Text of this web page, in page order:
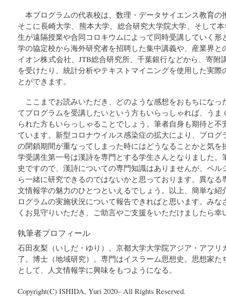
本プログラムの代表校は、数理・データサイエンス教育の
そこに長崎大学、熊本大学、総合研究大学院大学、そして
生が遠隔授業や合同コロキウムによって同時受講していく形
学の協定校から海外研究者を招聘した集中講義や、産業界と
イオン株式会社、JTB総合研究所、千葉銀行などから、寄附
を受けたり、統計分析やテキストマイニングを使用した実
とができます。
ここまでお読みいただき、どのような感想をおもちにな
てプログラムを受講したいという方もいらっしゃれば、うま
られた方もいらっしゃることでしょう。筆者自身も期待と
ています。新型コロナウイルス感染症の拡大により、プログ
の閉鎖期間が重なってしまった時にはどうなることかと気を
学受講生第一号は漢詩を専門とする学生さんとなりました。
史ですので、漢詩についての専門知識はありませんが、ペ
ら一緒に研究できるのではないかと思っております。異な
文情報学の魅力のひとつといえるでしょう。以上、簡単な紹
ログラムの実施状況について報告できればと思います。み
くお見守りいただき、ご助言やご支援をいただけましたら幸
執筆者プロフィール
石田友梨（いしだ・ゆり）。京都大学大学院アジア・アフリ
了。博士（地域研究）。専門はイスラーム思想史。思想家
として、人文情報学に興味をもつようになる。
Copyright(C) ISHIDA, Yuri 2020– All Rights Reserved.